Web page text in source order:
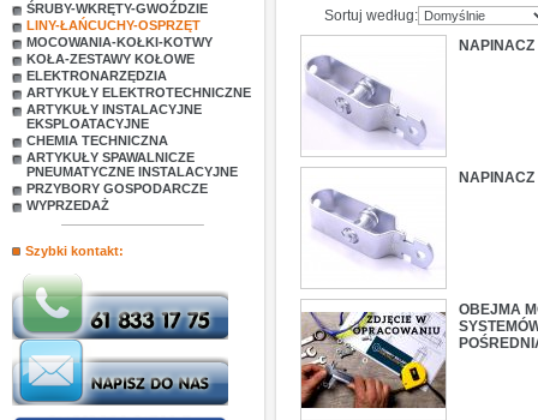
ŚRUBY-WKRĘTY-GWOŹDZIE
LINY-ŁAŃCUCHY-OSPRZĘT
MOCOWANIA-KOŁKI-KOTWY
KOŁA-ZESTAWY KOŁOWE
ELEKTRONARZĘDZIA
ARTYKUŁY ELEKTROTECHNICZNE
ARTYKUŁY INSTALACYJNE
EKSPLOATACYJNE
CHEMIA TECHNICZNA
ARTYKUŁY SPAWALNICZE
PNEUMATYCZNE INSTALACYJNE
PRZYBORY GOSPODARCZE
WYPRZEDAŻ
Szybki kontakt:
Sortuj według:
NAPINACZ
NAPINACZ
OBEJMA